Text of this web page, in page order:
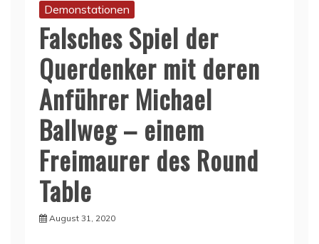
Demonstationen
Falsches Spiel der
Querdenker mit deren
Anführer Michael
Ballweg – einem
Freimaurer des Round
Table
August 31, 2020